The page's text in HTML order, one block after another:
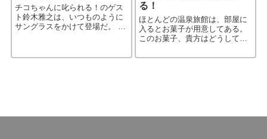
チコちゃんに叱られる！のゲス
ト鈴木雅之は、いつものように
サングラスをかけて登場だ。 だ
が綺麗にはっきり映っているの
る！
ほとんどの温泉旅館は、部屋に
入るとお菓子が用意してある。
このお菓子、貴方はどうしてい
食べる人、夜中小腹が空いた時